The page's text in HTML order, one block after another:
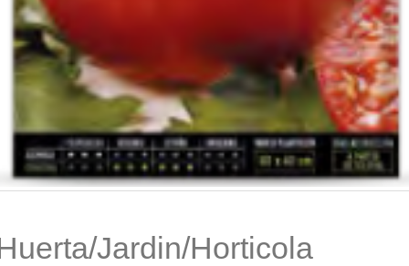
Jardin/Horticola